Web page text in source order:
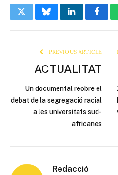
TwitterBlueskyLinkedIn
PREVIOUS ARTICLE
ACTUALITAT
Un documental reobre el
debat de la segregació racial
a les universitats sud-
africanes
Redacció